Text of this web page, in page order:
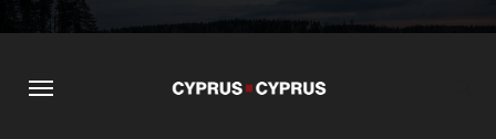
content